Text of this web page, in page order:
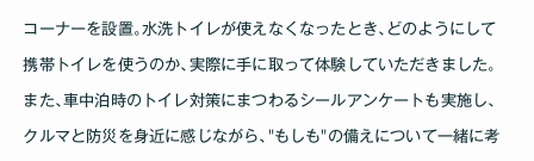
コーナーを設置｡水洗トイレが使えなくなったとき､どのようにして
携帯トイレを使うのか､実際に手に取って体験していただきました｡
また､車中泊時のトイレ対策にまつわるシールアンケートも実施し､
クルマと防災を身近に感じながら､"もしも"の備えについて一緒に考